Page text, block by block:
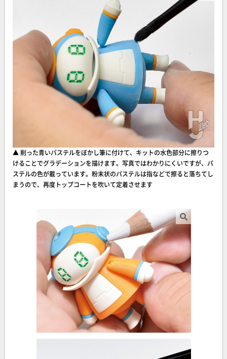
▲ 削った青いパステルをぼかし筆に付けて、キットの水色部分に擦りつ
けることでグラデーションを描けます。写真ではわかりにくいですが、パ
ステルの色が載っています。粉末状のパステルは指などで擦ると落ちてし
まうので、再度トップコートを吹いて定着させます